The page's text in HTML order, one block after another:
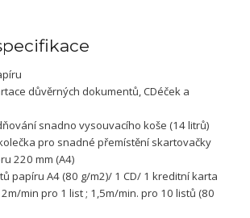
důvěrných dokumentů, CDéček a
snadno vysouvacího koše (14 litrů)
pro snadné přemístění skartovačky
220 mm (A4)
papíru A4 (80 g/m2)/ 1 CD/ 1 kreditní karta
min pro 1 list ; 1,5m/min. pro 10 listů (80